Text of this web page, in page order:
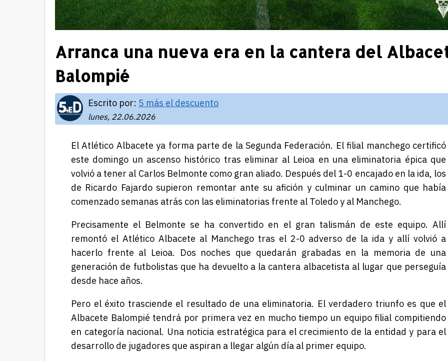
Arranca una nueva era en la cantera del
Balompié
Escrito por: 5 más el descuento
lunes, 22.06.2026
El Atlético Albacete ya forma parte de la Segunda Federación. El filial manchego certificó
este domingo un ascenso histórico tras eliminar al Leioa en una eliminatoria épica que
volvió a tener al Carlos Belmonte como gran aliado. Después del 1-0 encajado en la ida, los
de Ricardo Fajardo supieron remontar ante su afición y culminar un camino que había
comenzado semanas atrás con las eliminatorias frente al Toledo y al Manchego.
Precisamente el Belmonte se ha convertido en el gran talismán de este equipo. Allí
remontó el Atlético Albacete al Manchego tras el 2-0 adverso de la ida y allí volvió a
hacerlo frente al Leioa. Dos noches que quedarán grabadas en la memoria de una
generación de futbolistas que ha devuelto a la cantera albacetista al lugar que perseguía
desde hace años.
Pero el éxito trasciende el resultado de una eliminatoria. El verdadero triunfo es que el
Albacete Balompié tendrá por primera vez en mucho tiempo un equipo filial compitiendo
en categoría nacional. Una noticia estratégica para el crecimiento de la entidad y para el
desarrollo de jugadores que aspiran a llegar algún día al primer equipo.